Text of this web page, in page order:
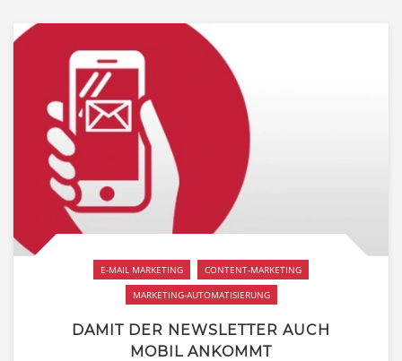
E-MAIL MARKETING
CONTENT-MARKETING
MARKETING-AUTOMATISIERUNG
DAMIT DER NEWSLETTER AUCH
MOBIL ANKOMMT